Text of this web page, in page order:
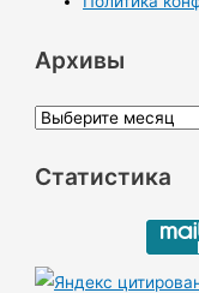
Архивы
А
х
ы
Статистика